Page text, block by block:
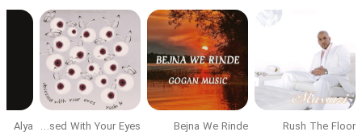
Rush The Floor
Bejna We Rinde
Obsessed With Your Eyes
Alya